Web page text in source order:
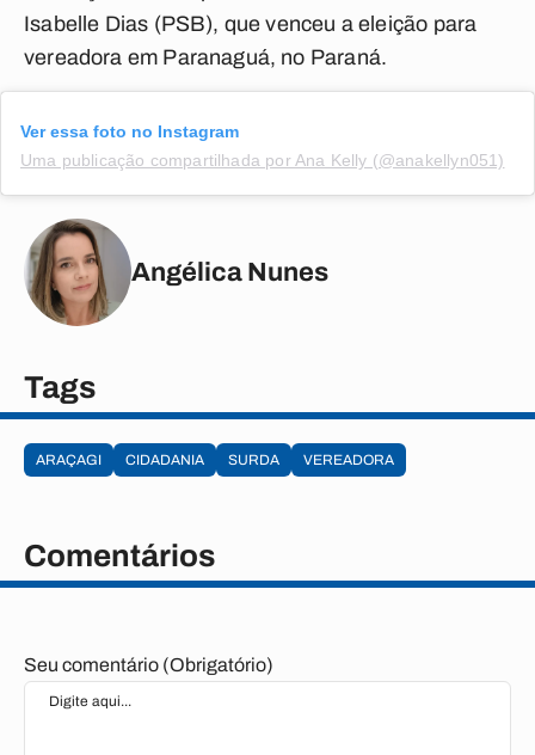
Isabelle Dias (PSB), que venceu a eleição para
vereadora em Paranaguá, no Paraná.
Ver essa foto no Instagram
Uma publicação compartilhada por Ana Kelly (@anakellyn051)
Angélica Nunes
Tags
ARAÇAGI CIDADANIA SURDA VEREADORA
Comentários
Seu comentário (Obrigatório)